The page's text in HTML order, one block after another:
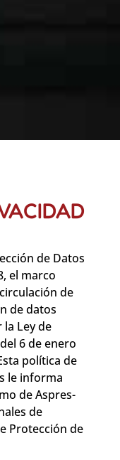
de Datos
el marco
de
de datos
Ley de
6 de enero
política de
le informa
de Aspres-
de
Protección de